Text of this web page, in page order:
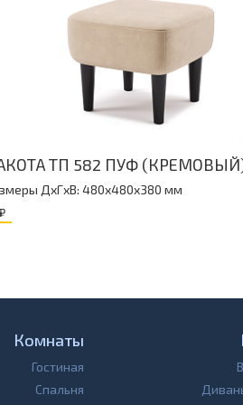
ТП 582 ПУФ
ДxГxВ: 480x480x380 мм
₽
Комнаты
Гостиная
Спальня